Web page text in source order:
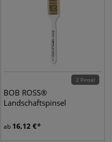
2 Pinsel
BOB ROSS®
Landschaftspinsel
ab 16,12 €